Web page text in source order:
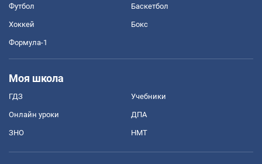
Футбол Баскетбол
Хоккей Бокс
Формула-1
Моя школа
ГДЗ Учебники
Онлайн уроки ДПА
ЗНО НМТ